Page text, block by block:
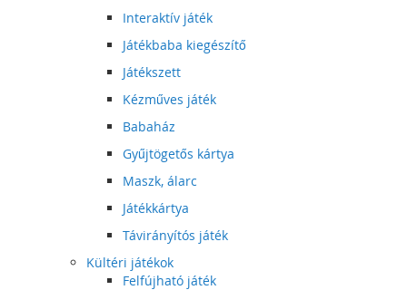
Interaktív játék
Játékbaba kiegészítő
Játékszett
Kézműves játék
Babaház
Gyűjtögetős kártya
Maszk, álarc
Játékkártya
Távirányítós játék
Kültéri játékok
Felfújható játék